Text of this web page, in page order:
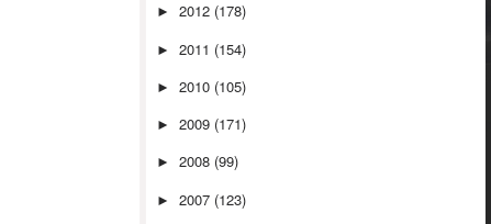
► 2012 (178)
► 2011 (154)
► 2010 (105)
► 2009 (171)
► 2008 (99)
► 2007 (123)